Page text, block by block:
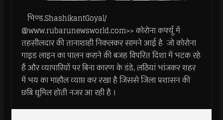
भिण्ड.ShashikantGoyal/
@www.rubarunewsworld.com>> कोरोना कर्फ्यू में
तहसीलदार की तानाशाही निकलकर सामने आई है जो कोरोना
गाइड लाइन का पालन कराने की बजह विपरित दिशा में भटक रहे
हैं और व्यापारियों पर बिना कारण के डंडे, लठियां भांजकर शहर
में भय का माहौल व्याप्त कर रखा है जिससे जिला प्रशासन की
छबि धूमिल होती नजर आ रही है ।